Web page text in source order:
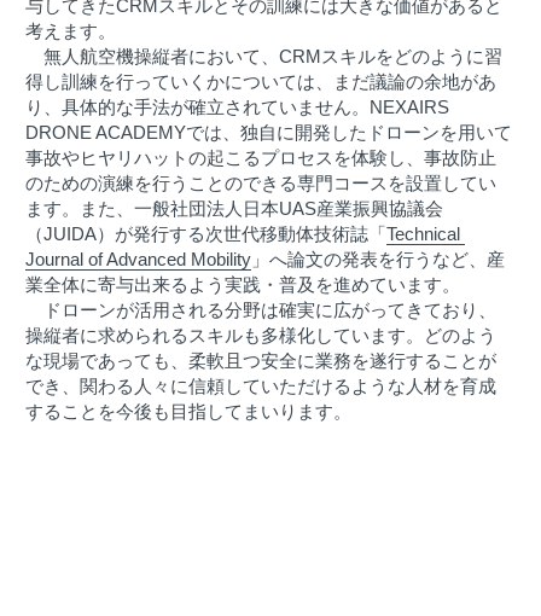
与してきたCRMスキルとその訓練には大きな価値があると
考えます。
無人航空機操縦者において、CRMスキルをどのように習
得し訓練を行っていくかについては、まだ議論の余地があ
り、具体的な手法が確立されていません。NEXAIRS
DRONE ACADEMYでは、独自に開発したドローンを用いて
事故やヒヤリハットの起こるプロセスを体験し、事故防止
のための演練を行うことのできる専門コースを設置してい
ます。また、一般社団法人日本UAS産業振興協議会
（JUIDA）が発行する次世代移動体技術誌「Technical
Journal of Advanced Mobility 」へ論文の発表を行うなど、産
業全体に寄与出来るよう実践・普及を進めています。
ドローンが活用される分野は確実に広がってきており、
操縦者に求められるスキルも多様化しています。どのよう
な現場であっても、柔軟且つ安全に業務を遂行することが
でき、関わる人々に信頼していただけるような人材を育成
することを今後も目指してまいります。